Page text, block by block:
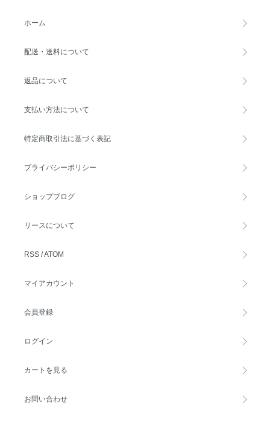
ホーム
配送・送料について
返品について
支払い方法について
特定商取引法に基づく表記
プライバシーポリシー
ショップブログ
リースについて
RSS /ATOM
マイアカウント
会員登録
ログイン
カートを見る
お問い合わせ